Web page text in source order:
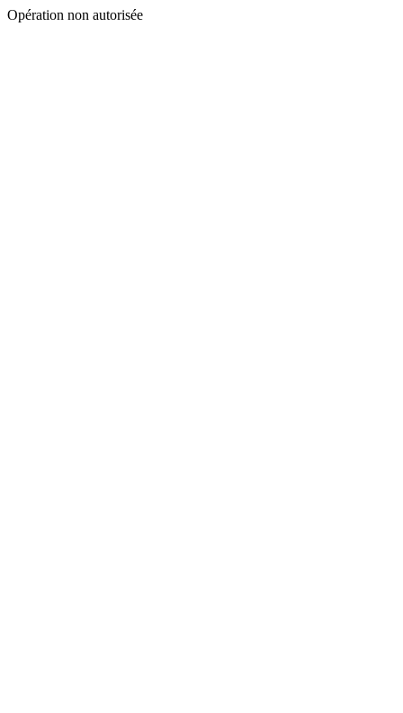
Opération non autorisée